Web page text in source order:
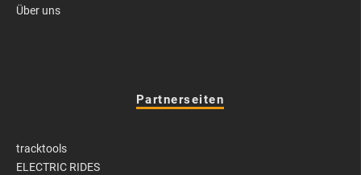
Über uns
Partnerseiten
tracktools
ELECTRIC RIDES